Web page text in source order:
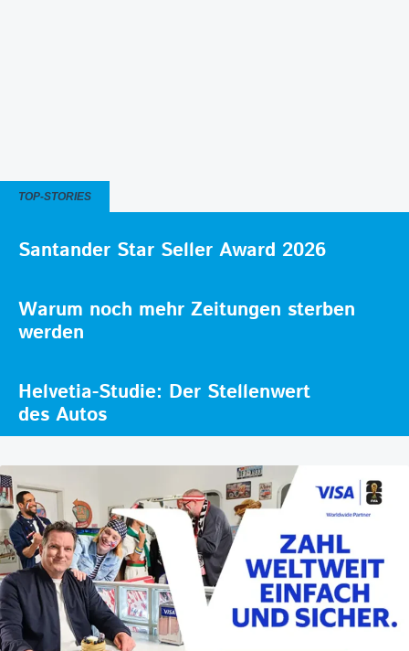
TOP-STORIES
Santander Star Seller Award 2026
Warum noch mehr Zeitungen sterben
werden
Helvetia-Studie: Der Stellenwert
des Autos